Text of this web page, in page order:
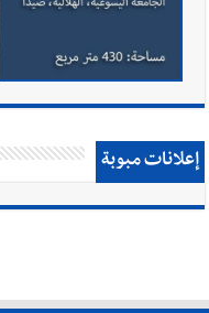
إعلانات مبوبة